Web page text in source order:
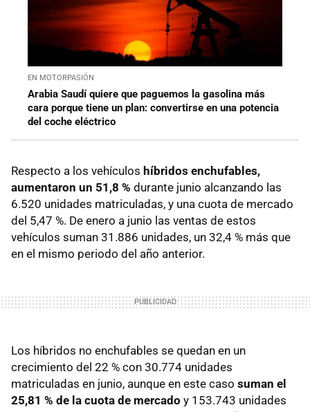
EN MOTORPASIÓN
Arabia Saudí quiere que paguemos la gasolina más
cara porque tiene un plan: convertirse en una potencia
del coche eléctrico
Respecto a los vehículos híbridos enchufables,
aumentaron un 51,8 % durante junio alcanzando las
6.520 unidades matriculadas, y una cuota de mercado
del 5,47 %. De enero a junio las ventas de estos
vehículos suman 31.886 unidades, un 32,4 % más que
en el mismo periodo del año anterior.
Los híbridos no enchufables se quedan en un
crecimiento del 22 % con 30.774 unidades
matriculadas en junio, aunque en este caso suman el
25,81 % de la cuota de mercado y 153.743 unidades